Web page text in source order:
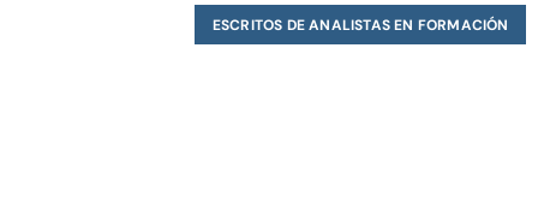
ESCRITOS DE ANALISTAS EN FORMACIÓN